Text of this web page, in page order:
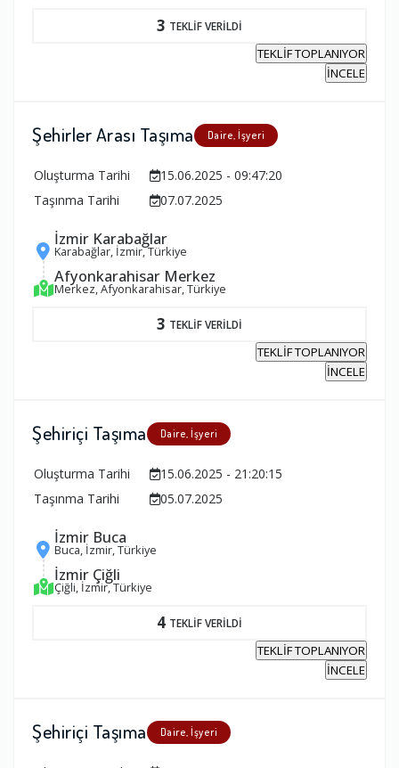
3 TEKLİF VERİLDİ
TEKLİF TOPLANIYOR
İNCELE
Şehirler Arası Taşıma Daire, İşyeri
Oluşturma Tarihi
15.06.2025 - 09:47:20
Taşınma Tarihi
07.07.2025
İzmir Karabağlar
Karabağlar, İzmir, Türkiye
Afyonkarahisar Merkez
Merkez, Afyonkarahisar, Türkiye
3 TEKLİF VERİLDİ
TEKLİF TOPLANIYOR
İNCELE
Şehiriçi Taşıma Daire, İşyeri
Oluşturma Tarihi
15.06.2025 - 21:20:15
Taşınma Tarihi
05.07.2025
İzmir Buca
Buca, İzmir, Türkiye
İzmir Çiğli
Çiğli, İzmir, Türkiye
4 TEKLİF VERİLDİ
TEKLİF TOPLANIYOR
İNCELE
Şehiriçi Taşıma Daire, İşyeri